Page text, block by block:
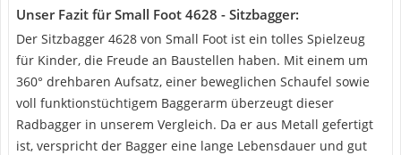
Unser Fazit für Small Foot 4628 - Sitzbagger:
Der Sitzbagger 4628 von Small Foot ist ein tolles Spielzeug
für Kinder, die Freude an Baustellen haben. Mit einem um
360° drehbaren Aufsatz, einer beweglichen Schaufel sowie
voll funktionstüchtigem Baggerarm überzeugt dieser
Radbagger in unserem Vergleich. Da er aus Metall gefertigt
ist, verspricht der Bagger eine lange Lebensdauer und gut